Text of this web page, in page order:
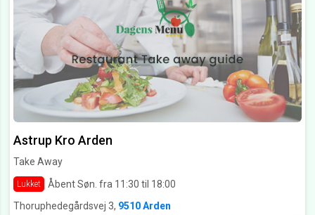
Astrup Kro Arden
Take Away
Lukket
Åbent Søn. fra 11:30 til 18:00
Thoruphedegårdsvej 3, 9510 Arden